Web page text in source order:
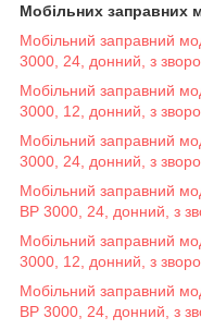
Мобільних заправних
Мобільний заправний
3000, 24, донний, з
Мобільний заправний
3000, 12, донний, з
Мобільний заправний
3000, 24, донний, з
Мобільний заправний
BP 3000, 24, донний, з
Мобільний заправний
3000, 12, донний, з
Мобільний заправний
BP 3000, 24, донний, з